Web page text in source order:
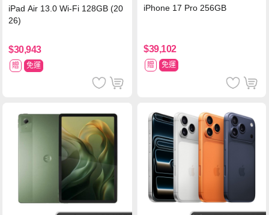
iPad Air 13.0 Wi-Fi 128GB (20
26)
$30,943
贈 免運
iPhone 17 Pro 256GB
$39,102
贈 免運